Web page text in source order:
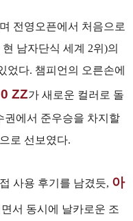
전영오픈에서 처음으로
남자단식 세계 2위)의
었다. 챔피언의 오른손에
ZZ가 새로운 컬러로 돌
권에서 준우승을 차지할
로 선보였다.
사용 후기를 남겼듯, 아
서 동시에 날카로운 조